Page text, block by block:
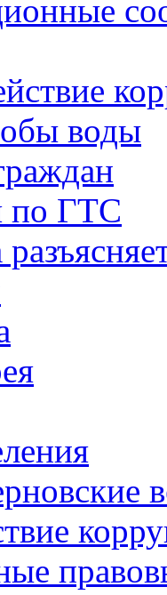
воды
по ГТС